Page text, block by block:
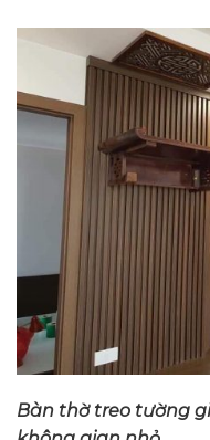
Bàn thờ treo tường